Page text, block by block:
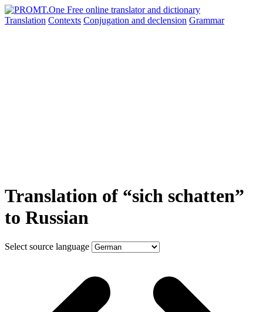
Translation Contexts Conjugation and declension Grammar
Translation of “sich schatten”
to Russian
Select source language